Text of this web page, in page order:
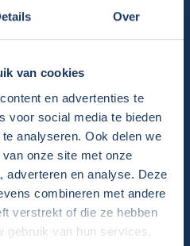
Over
van cookies
en advertenties te
voor social media te bieden
analyseren. Ook delen we
onze site met onze
adverteren en analyse. Deze
combineren met andere
verstrekt of die ze hebben
gebruik van hun services.
huren
huurcampers
Antwoorden over het Huren van
verhuur
van huurders
delen